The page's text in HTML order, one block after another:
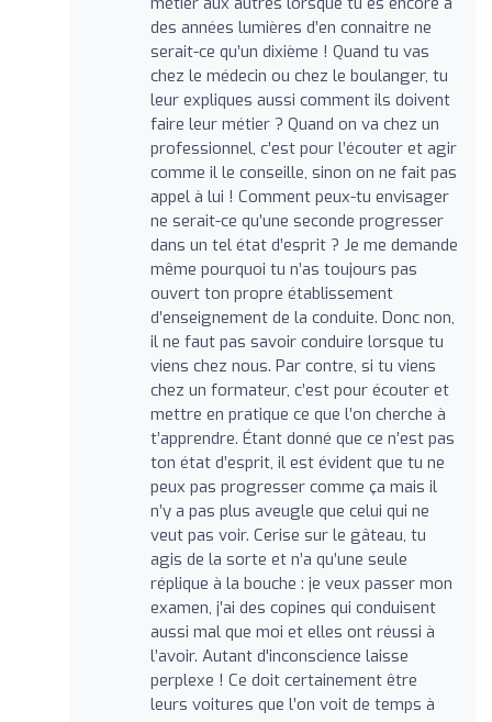
des années lumières d’en connaitre ne
serait-ce qu’un dixième ! Quand tu vas
chez le médecin ou chez le boulanger, tu
leur expliques aussi comment ils doivent
faire leur métier ? Quand on va chez un
professionnel, c’est pour l’écouter et agir
comme il le conseille, sinon on ne fait pas
appel à lui ! Comment peux-tu envisager
ne serait-ce qu’une seconde progresser
dans un tel état d’esprit ? Je me demande
même pourquoi tu n’as toujours pas
ouvert ton propre établissement
d’enseignement de la conduite. Donc non,
il ne faut pas savoir conduire lorsque tu
viens chez nous. Par contre, si tu viens
chez un formateur, c’est pour écouter et
mettre en pratique ce que l’on cherche à
t’apprendre. Étant donné que ce n’est pas
ton état d’esprit, il est évident que tu ne
peux pas progresser comme ça mais il
n’y a pas plus aveugle que celui qui ne
veut pas voir. Cerise sur le gâteau, tu
agis de la sorte et n’a qu’une seule
réplique à la bouche : je veux passer mon
examen, j’ai des copines qui conduisent
aussi mal que moi et elles ont réussi à
l’avoir. Autant d'inconscience laisse
perplexe ! Ce doit certainement être
leurs voitures que l’on voit de temps à